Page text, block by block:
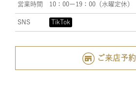
営業時間 10：00ー19：00（水曜定休）
SNS TikTok
ご来店予約